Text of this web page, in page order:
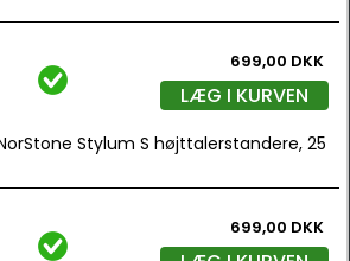
699,00 DKK
LÆG I KURVEN
Stylum S højttalerstandere, 25
699,00 DKK